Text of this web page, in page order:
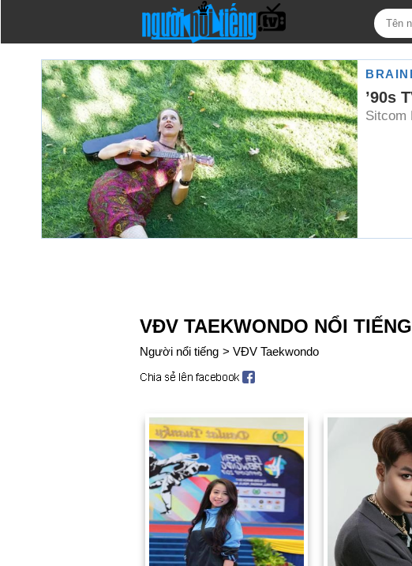
VĐV TAEKWONDO NỔI TIẾNG
Người nổi tiếng > VĐV Taekwondo